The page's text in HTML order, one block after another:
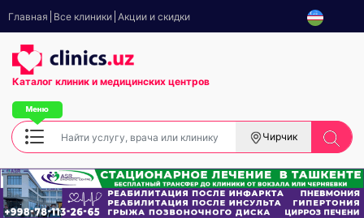
Главная Все клиники Акции и скидки
Каталог клиник и медицинских центров
Чирчик